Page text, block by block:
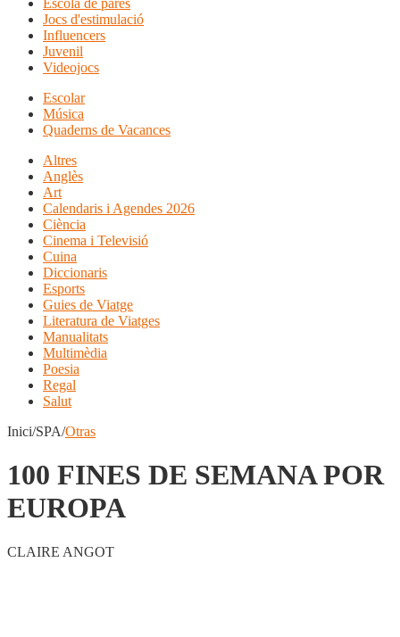
Escola de pares
Jocs d'estimulació
Influencers
Juvenil
Videojocs
Escolar
Música
Quaderns de Vacances
Altres
Anglès
Art
Calendaris i Agendes 2026
Ciència
Cinema i Televisió
Cuina
Diccionaris
Esports
Guies de Viatge
Literatura de Viatges
Manualitats
Multimèdia
Poesia
Regal
Salut
Inici/SPA/Otras
100 FINES DE SEMANA POR
EUROPA
CLAIRE ANGOT